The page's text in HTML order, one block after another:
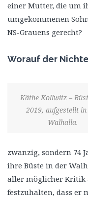
einer Mutter, die um
umgekommenen
NS-Grauens gerecht?
Worauf der
Käthe Kollwitz –
2019, aufgestellt
Walhalla.
zwanzig, sondern 74
ihre Büste in der
aller möglicher Kritik
festzuhalten, dass er